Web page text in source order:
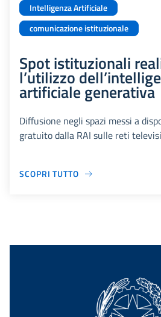
Intelligenza Artificiale
comunicazione istituzionale
Spot istituzionali
l’utilizzo
artificiale generativa
Diffusione negli spazi messi a
gratuito dalla RAI sulle reti
SCOPRI TUTTO